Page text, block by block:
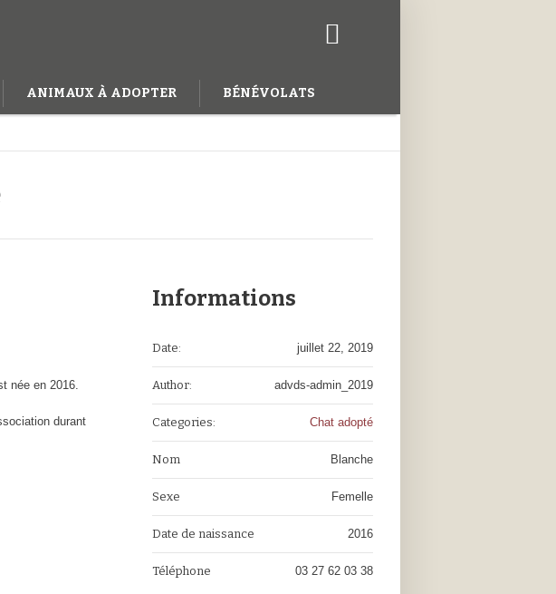
ANIMAUX À ADOPTER BÉNÉVOLATS
née en 2016.
durant
Informations
Date: juillet 22, 2019
Author: advds-admin_2019
Categories: Chat adopté
Nom Blanche
Sexe Femelle
Date de naissance 2016
Téléphone 03 27 62 03 38